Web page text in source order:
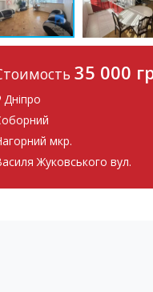
35 000
Дніпро
мкр.
Жуковського вул.